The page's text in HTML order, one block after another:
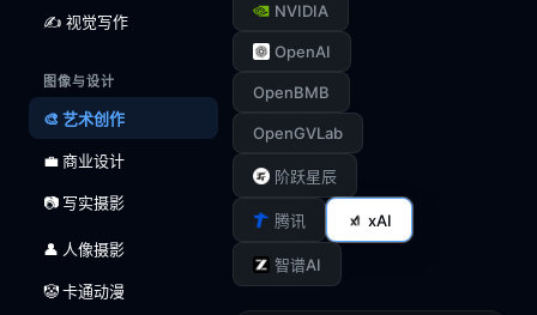
✍️ 视觉写作
图像与设计
🎨 艺术创作
💼 商业设计
📷 写实摄影
👤 人像摄影
🤡 卡通动漫
NVIDIA
OpenAI
OpenBMB
OpenGVLab
阶跃星辰
腾讯 xAI
智谱AI